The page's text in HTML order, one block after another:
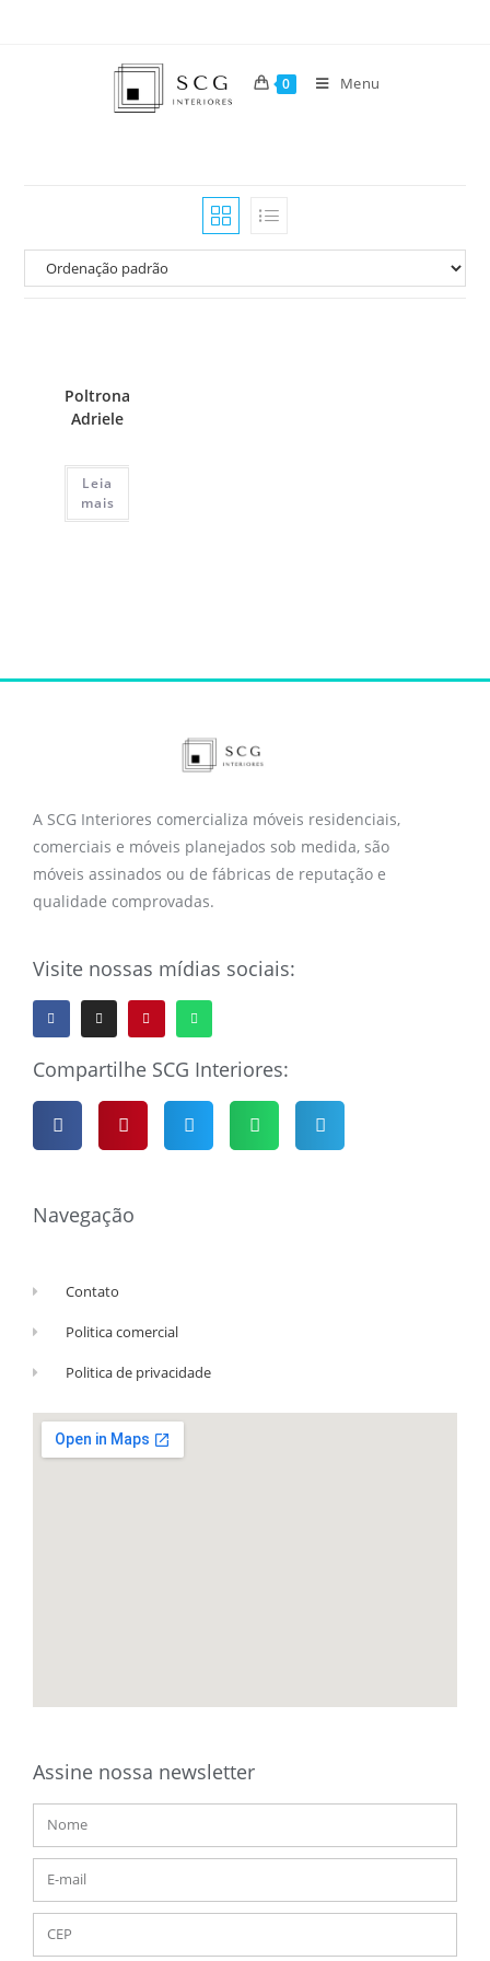
0 Menu
Poltrona
Adriele
Leia
mais
A SCG Interiores comercializa móveis residenciais,
comerciais e móveis planejados sob medida, são
móveis assinados ou de fábricas de reputação e
qualidade comprovadas.
Visite nossas mídias sociais:
Compartilhe SCG Interiores:
Navegação
Contato
Politica comercial
Politica de privacidade
Assine nossa newsletter